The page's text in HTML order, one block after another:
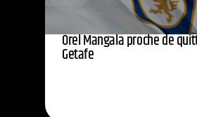
Orel Mangala proche de
Getafe